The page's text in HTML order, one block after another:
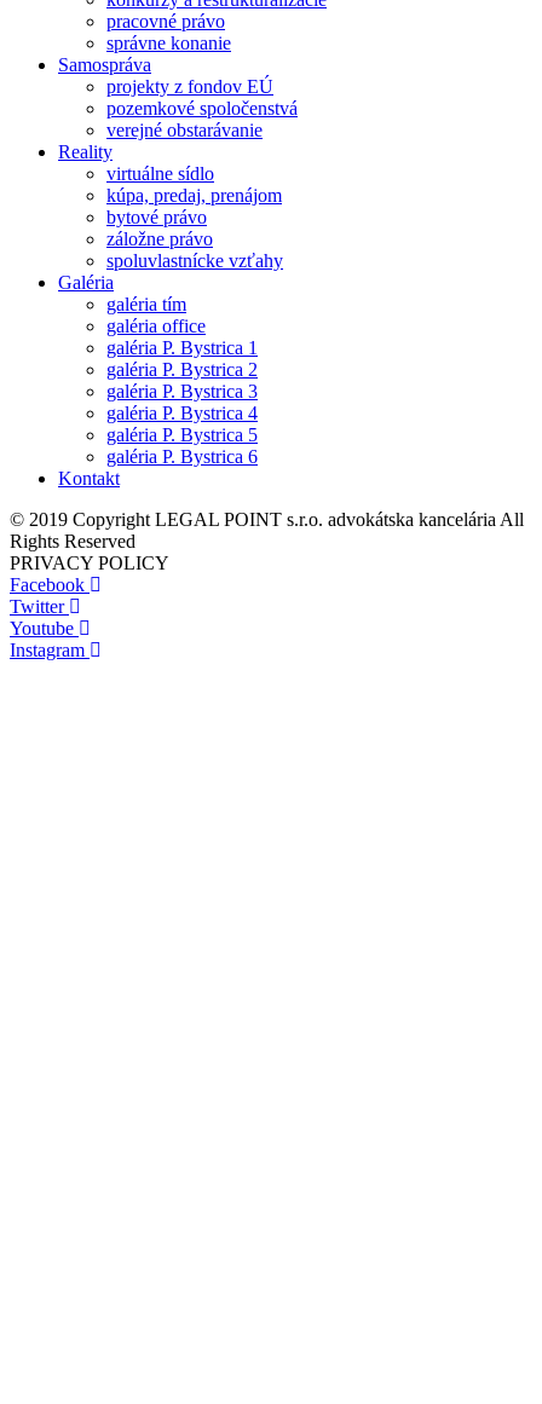
pracovné právo
správne konanie
Samospráva
projekty z fondov EÚ
pozemkové spoločenstvá
verejné obstarávanie
Reality
virtuálne sídlo
kúpa, predaj, prenájom
bytové právo
záložne právo
spoluvlastnícke vzťahy
Galéria
galéria tím
galéria office
galéria P. Bystrica 1
galéria P. Bystrica 2
galéria P. Bystrica 3
galéria P. Bystrica 4
galéria P. Bystrica 5
galéria P. Bystrica 6
Kontakt
© 2019 Copyright LEGAL POINT s.r.o. advokátska kancelária All
Rights Reserved
PRIVACY POLICY
Facebook
Twitter
Youtube
Instagram